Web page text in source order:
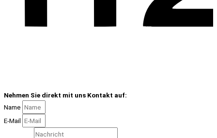
Nehmen Sie direkt mit uns Kontakt auf:
Name
E-Mail